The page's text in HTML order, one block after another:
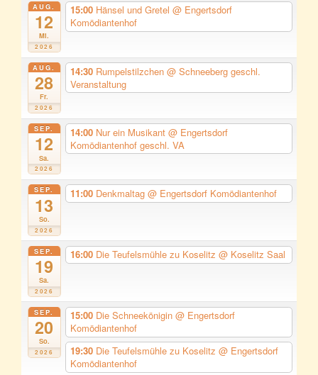
AUG.
12
Mi.
2026
15:00 Hänsel und Gretel @ Engertsdorf
Komödiantenhof
AUG.
28
Fr.
2026
14:30 Rumpelstilzchen @ Schneeberg geschl.
Veranstaltung
SEP.
12
Sa.
2026
14:00 Nur ein Musikant @ Engertsdorf
Komödiantenhof geschl. VA
SEP.
13
So.
2026
11:00 Denkmaltag @ Engertsdorf Komödiantenhof
SEP.
19
Sa.
2026
16:00 Die Teufelsmühle zu Koselitz @ Koselitz Saal
SEP.
20
So.
2026
15:00 Die Schneekönigin @ Engertsdorf
Komödiantenhof
19:30 Die Teufelsmühle zu Koselitz @ Engertsdorf
Komödiantenhof